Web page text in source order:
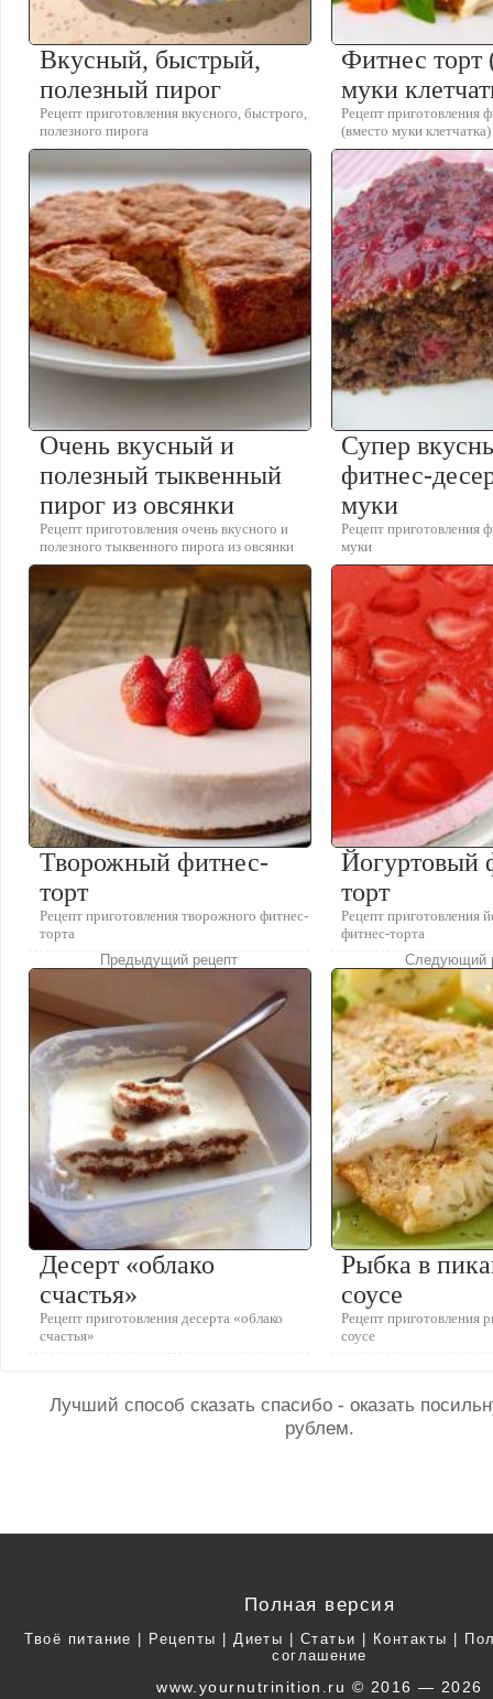
Вкусный, быстрый,
полезный пирог
Рецепт приготовления вкусного, быстрого,
полезного пирога
Фитнес торт
муки
Рецепт приготовления
(вместо муки клетчатка)
Очень вкусный и
полезный тыквенный
пирог из овсянки
Рецепт приготовления очень вкусного и
полезного тыквенного пирога из овсянки
Супер
фитнес-
муки
Рецепт приготовления
муки
Творожный фитнес-
торт
Рецепт приготовления творожного фитнес-
торта
Йогуртовый
торт
Рецепт приготовления
фитнес-торта
Предыдущий рецепт
Десерт «облако
счастья»
Рецепт приготовления десерта «облако
счастья»
Следующий
Рыбка в
соусе
Рецепт приготовления
соусе
Лучший способ сказать спасибо - оказать
рублем.
Полная версия
Твоё питание Рецепты Диеты Статьи Контакты
соглашение
www.yournutrinition.ru © 2016 — 2026